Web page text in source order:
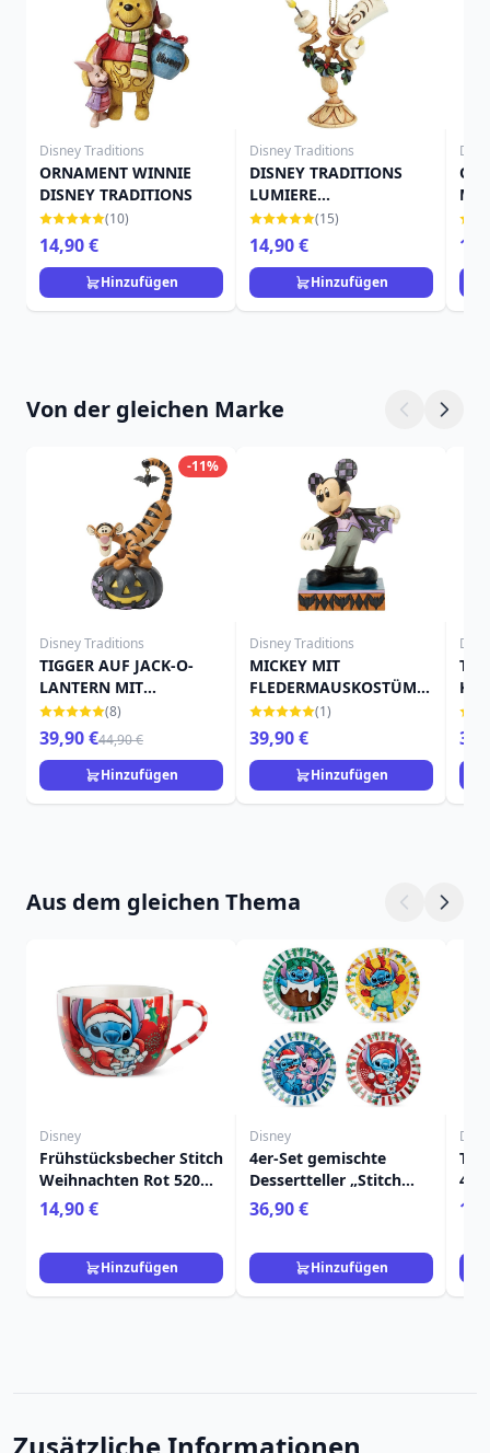
Disney Traditions
ORNAMENT WINNIE
DISNEY TRADITIONS
(10)
14,90 €
Hinzufügen
Disney Traditions
DISNEY TRADITIONS
LUMIERE
(Baumdekoration)
(15)
14,90 €
Hinzufügen
Von der gleichen Marke
-11%
Disney Traditions
TIGGER AUF JACK-O-
LANTERN MIT
FLEDERMAUS - DISNEY
TRADITIONS
(8)
39,90 €44,90 €
Hinzufügen
Disney Traditions
MICKEY MIT
FLEDERMAUSKOSTÜM -
DISNEY TRADITIONS
(1)
39,90 €
Hinzufügen
Aus dem gleichen Thema
Disney
Frühstücksbecher Stitch
Weihnachten Rot 520
ml - Egan Disney Home
14,90 €
Hinzufügen
Disney
4er-Set gemischte
Dessertteller „Stitch
Weihnachten“ – Egan
Disney Home
36,90 €
Hinzufügen